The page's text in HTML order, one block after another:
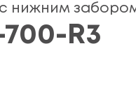
нижним
R3